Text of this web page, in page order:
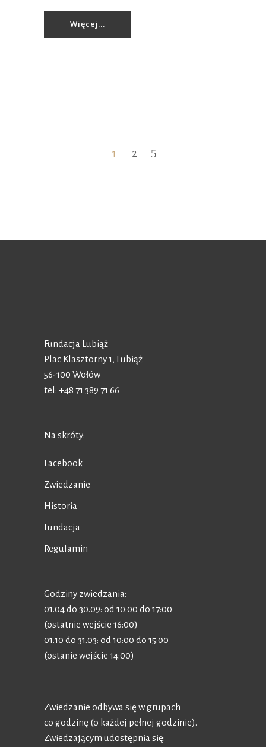
Więcej...
1 2
Fundacja Lubiąż
Plac Klasztorny 1, Lubiąż
56-100 Wołów
tel: +48 71 389 71 66
Na skróty:
Facebook
Zwiedzanie
Historia
Fundacja
Regulamin
Godziny zwiedzania:
01.04 do 30.09: od 10:00 do 17:00
(ostatnie wejście 16:00)
01.10 do 31.03: od 10:00 do 15:00
(ostanie wejście 14:00)
Zwiedzanie odbywa się w grupach
co godzinę (o każdej pełnej godzinie).
Zwiedzającym udostępnia się: